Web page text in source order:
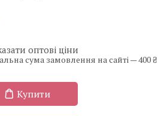
оптові ціни
сума замовлення на сайті — 400 ₴
Купити